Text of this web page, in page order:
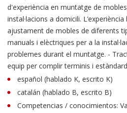
d'experiència en muntatge de
instal·lacions a domicili.
ajustament de mobles de diferents
manuals i elèctriques per a la
problemes durant el muntatge. -
equip per complir terminis i
español (hablado K, escrito K)
catalán (hablado B, escrito B)
Competencias / conocimientos: